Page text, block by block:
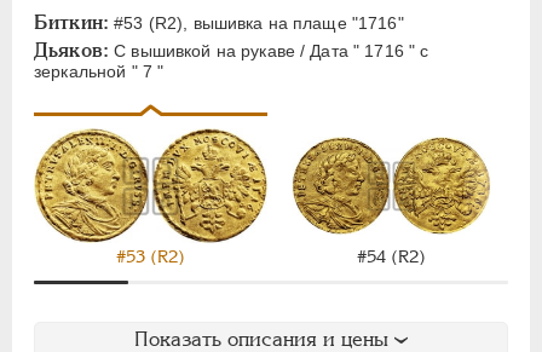
Биткин: #53 (R2), вышивка на плаще "1716"
Дьяков: С вышивкой на рукаве / Дата " 1716 " с
зеркальной " 7 "
#53 (R2) #54 (R2)
Показать описания и цены